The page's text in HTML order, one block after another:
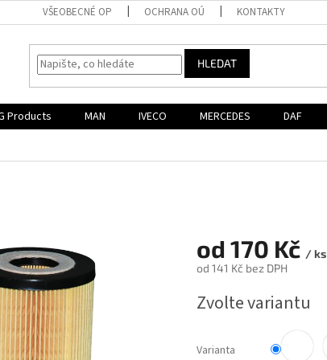
VŠEOBECNÉ OP OCHRANA OÚ KONTAKTY
HLEDAT
Products MAN IVECO MERCEDES DAF
od 170 Kč / ks
od 141 Kč bez DPH
cena:
Zvolte variantu
Varianta